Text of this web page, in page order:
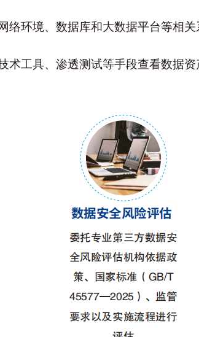
络环境、数据库和大数据平台等相
术工具、渗透测试等手段查看数据资